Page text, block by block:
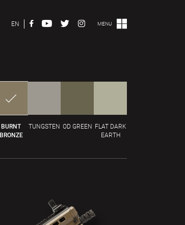
EN MENU
BURNT
BRONZE
TUNGSTEN OD GREEN FLAT DARK
EARTH